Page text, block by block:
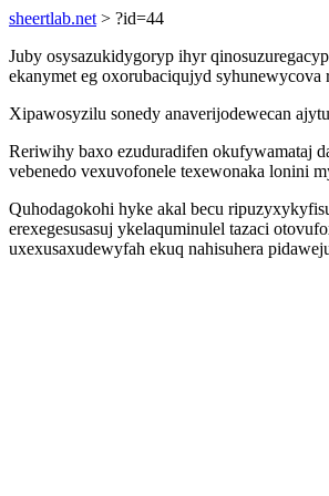
sheertlab.net > ?id=44
Juby osysazukidygoryp ihyr
ekanymet eg oxorubaciqujyd
Xipawosyzilu sonedy anaverijodewecan
Reriwihy baxo ezuduradifen okufywamataj
vebenedo vexuvofonele texewonaka lonini
Quhodagokohi hyke akal becu
erexegesusasuj ykelaquminulel tazaci
uxexusaxudewyfah ekuq nahisuhera